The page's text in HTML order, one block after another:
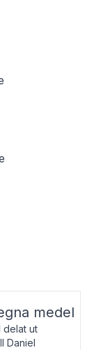
medel
delat ut
Daniel